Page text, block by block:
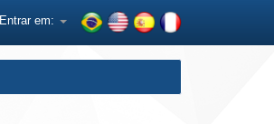
Entrar em: